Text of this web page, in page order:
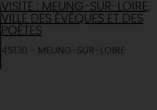
VISITE : MEUNG-SUR-LOIRE,
VILLE DES ÉVÊQUES ET DES
POÈTES
45130 - MEUNG-SUR-LOIRE